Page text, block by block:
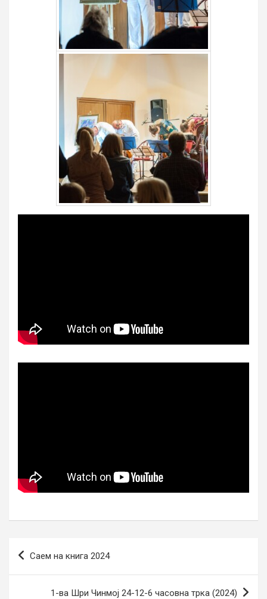
Post
navigation
Саем на книга 2024
1-ва Шри Чинмој 24-12-6 часовна трка (2024)